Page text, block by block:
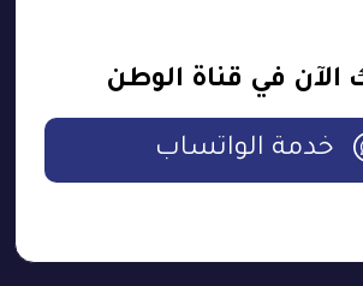
الآن في قناة الوطن
خدمة الواتساب